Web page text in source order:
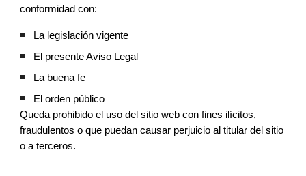
conformidad con:
La legislación vigente
El presente Aviso Legal
La buena fe
El orden público
Queda prohibido el uso del sitio web con fines ilícitos,
fraudulentos o que puedan causar perjuicio al titular del sitio
o a terceros.